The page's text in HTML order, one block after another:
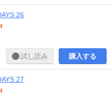
26
試し読み 購入する
27